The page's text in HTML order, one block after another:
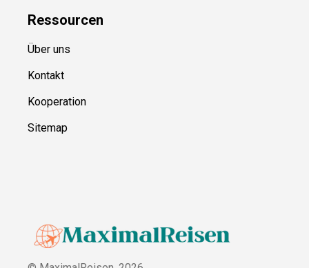
Ressourcen
Über uns
Kontakt
Kooperation
Sitemap